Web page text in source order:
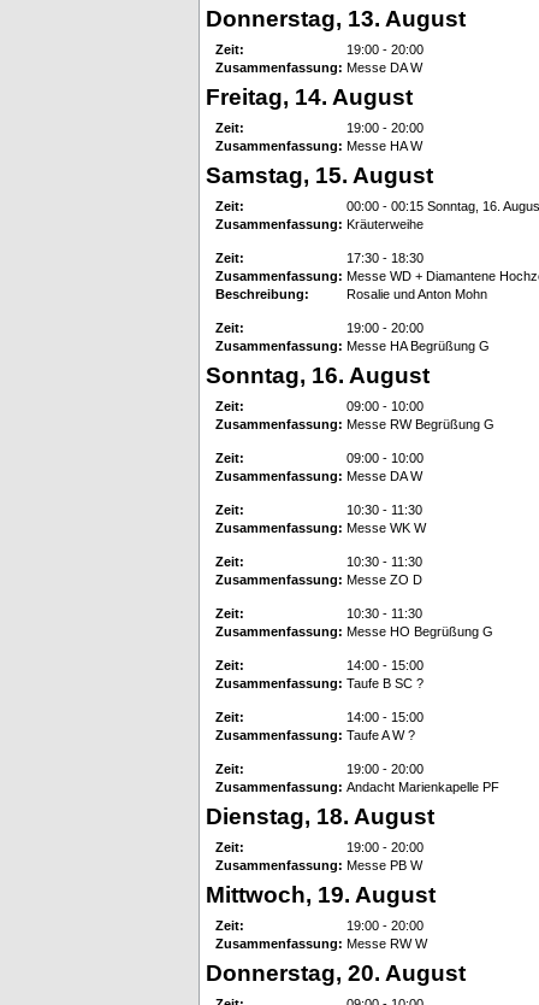
Donnerstag, 13. August
Zeit:
19:00 - 20:00
Zusammenfassung: Messe DA W
Freitag, 14. August
Zeit:
19:00 - 20:00
Zusammenfassung: Messe HA W
Samstag, 15. August
Zeit:
00:00 - 00:15 Sonntag, 16.
Zusammenfassung: Kräuterweihe
Zeit:
17:30 - 18:30
Zusammenfassung: Messe WD + Diamantene
Beschreibung:
Rosalie und Anton Mohn
Zeit:
19:00 - 20:00
Zusammenfassung: Messe HA Begrüßung G
Sonntag, 16. August
Zeit:
09:00 - 10:00
Zusammenfassung: Messe RW Begrüßung G
Zeit:
09:00 - 10:00
Zusammenfassung: Messe DA W
Zeit:
10:30 - 11:30
Zusammenfassung: Messe WK W
Zeit:
10:30 - 11:30
Zusammenfassung: Messe ZO D
Zeit:
10:30 - 11:30
Zusammenfassung: Messe HO Begrüßung G
Zeit:
14:00 - 15:00
Zusammenfassung: Taufe B SC ?
Zeit:
14:00 - 15:00
Zusammenfassung: Taufe A W ?
Zeit:
19:00 - 20:00
Zusammenfassung: Andacht Marienkapelle PF
Dienstag, 18. August
Zeit:
19:00 - 20:00
Zusammenfassung: Messe PB W
Mittwoch, 19. August
Zeit:
19:00 - 20:00
Zusammenfassung: Messe RW W
Donnerstag, 20. August